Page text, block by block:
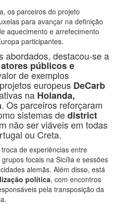
os parceiros do projeto
para avançar na definição
aquecimento e arrefecimento
participantes.
abordados, destacou-se a
atores públicos e
de exemplos
europeus DeCarb
na Holanda,
. Os parceiros reforçaram
sistemas dedistrict
não ser viáveis em todas
ou Creta.
de experiências entre
focais na Sicília e sessões
alemãs. Além disso, está
política, com encontros
pela transposição da